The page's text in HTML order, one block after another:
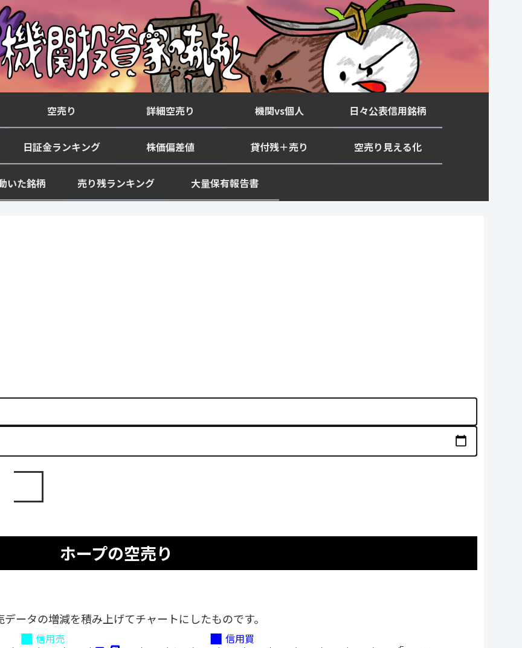
空売り 詳細空売り 機関vs個人 日々公表信用銘柄
日証金ランキング 株価偏差値 貸付残＋売り 空売り見える化
いた銘柄 売り残ランキング 大量保有報告書
ホープの空売り
ータの増減を積み上げてチャートにしたものです。
信用売 信用買